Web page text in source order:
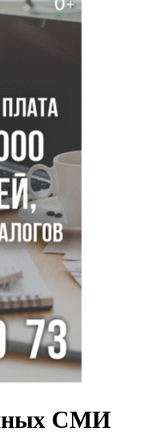
в аэропорту
заболеваемости
продажу дедова ружья